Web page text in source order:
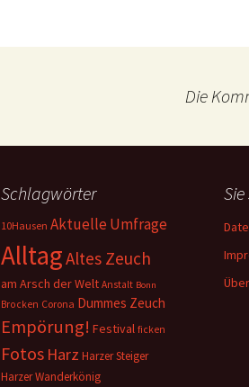
Die
Schlagwörter
10Hausen Aktuelle Umfrage
AlltagAltes Zeuch
am Arsch der Welt Anstalt Bonn
Brocken Corona Dummes Zeuch
Empörung! Festival ficken
Fotos Harz Harzer Steiger
Harzer Wanderkönig